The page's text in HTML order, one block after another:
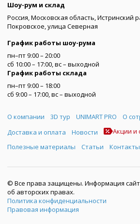
Шоу-рум и склад
Россия, Московская область, Истринский
Покровское, улица Северная
График работы шоу-рума
пн–пт 9:00 – 20:00
сб 10:00 – 17:00, вс – выходной
График работы склада
пн–пт 9:00 – 18:00
сб 9:00 – 17:00, вс – выходной
Меню
О компании 3D тур UNIMART PRO
О
Доставка и оплата
Новости
Акции и
Полезные материалы
Статьи Контакты
© Все права защищены. Информация
об авторских правах.
Политика конфиденциальности
Правовая информация